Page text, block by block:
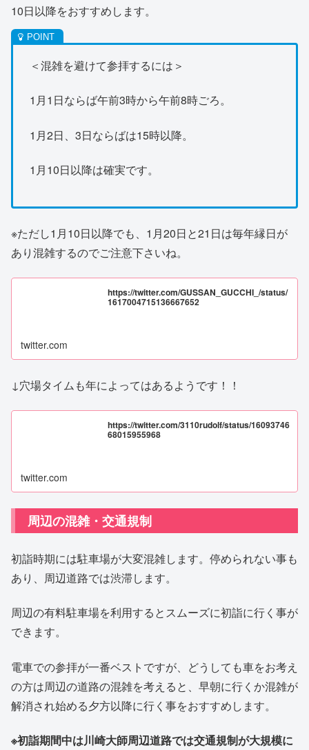
10日以降をおすすめします。
＜混雑を避けて参拝するには＞
1月1日ならば午前3時から午前8時ごろ。
1月2日、3日ならばは15時以降。
1月10日以降は確実です。
※ただし1月10日以降でも、1月20日と21日は毎年縁日が
あり混雑するのでご注意下さいね。
https://twitter.com/GUSSAN_GUCCHI_/status/
1617004715136667652
twitter.com
↓穴場タイムも年によってはあるようです！！
https://twitter.com/3110rudolf/status/16093746
68015955968
twitter.com
周辺の混雑・交通規制
初詣時期には駐車場が大変混雑します。停められない事も
あり、周辺道路では渋滞します。
周辺の有料駐車場を利用するとスムーズに初詣に行く事が
できます。
電車での参拝が一番ベストですが、どうしても車をお考え
の方は周辺の道路の混雑を考えると、早朝に行くか混雑が
解消され始める夕方以降に行く事をおすすめします。
※初詣期間中は川崎大師周辺道路では交通規制が大規模に